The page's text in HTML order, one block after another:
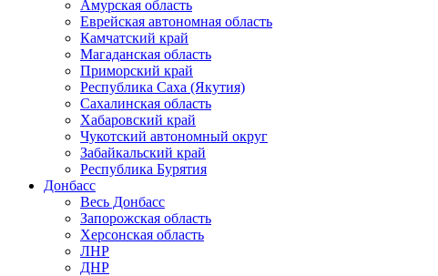
Амурская область
Еврейская автономная область
Камчатский край
Магаданская область
Приморский край
Республика Саха (Якутия)
Сахалинская область
Хабаровский край
Чукотский автономный округ
Забайкальский край
Республика Бурятия
Донбасс
Весь Донбасс
Запорожская область
Херсонская область
ЛНР
ДНР